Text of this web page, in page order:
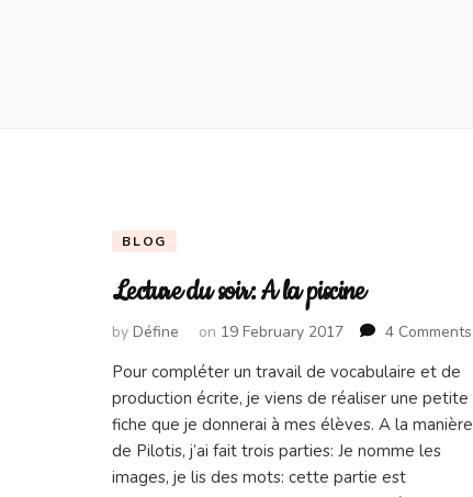
BLOG
Lecture du soir: A la piscine
by Défine on 19 February 2017 4 Comments
A
Pour compléter un travail de vocabulaire et de
production écrite, je viens de réaliser une petite
fiche que je donnerai à mes élèves. A la manière
de Pilotis, j’ai fait trois parties: Je nomme les
images, je lis des mots: cette partie est